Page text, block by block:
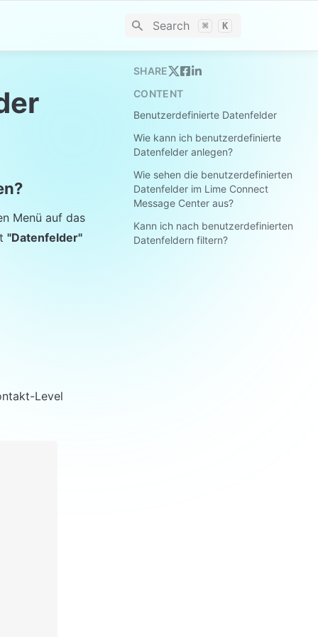
Search ⌘ K
Menü auf das
"Datenfelder"
Level
SHARE
CONTENT
Benutzerdefinierte Datenfelder
Wie kann ich benutzerdefinierte
Datenfelder anlegen?
Wie sehen die benutzerdefinierten
Datenfelder im Lime Connect
Message Center aus?
Kann ich nach benutzerdefinierten
Datenfeldern filtern?